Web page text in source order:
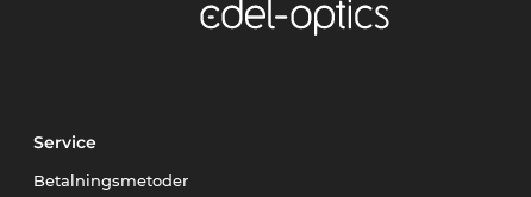
Service
Betalningsmetoder